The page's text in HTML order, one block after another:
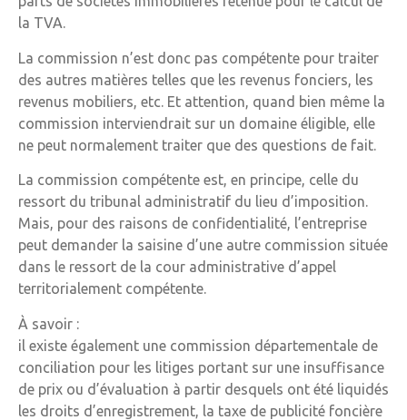
la TVA.
La commission n’est donc pas compétente pour traiter
des autres matières telles que les revenus fonciers, les
revenus mobiliers, etc. Et attention, quand bien même la
commission interviendrait sur un domaine éligible, elle
ne peut normalement traiter que des questions de fait.
La commission compétente est, en principe, celle du
ressort du tribunal administratif du lieu d’imposition.
Mais, pour des raisons de confidentialité, l’entreprise
peut demander la saisine d’une autre commission située
dans le ressort de la cour administrative d’appel
territorialement compétente.
À savoir :
il existe également une commission départementale de
conciliation pour les litiges portant sur une insuffisance
de prix ou d’évaluation à partir desquels ont été liquidés
les droits d’enregistrement, la taxe de publicité foncière